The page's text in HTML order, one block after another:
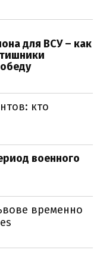
для ВСУ – как
кто
военного
временно